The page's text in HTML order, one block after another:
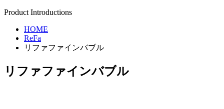
Product Introductions
HOME
ReFa
リファファインバブル
リファファインバブル